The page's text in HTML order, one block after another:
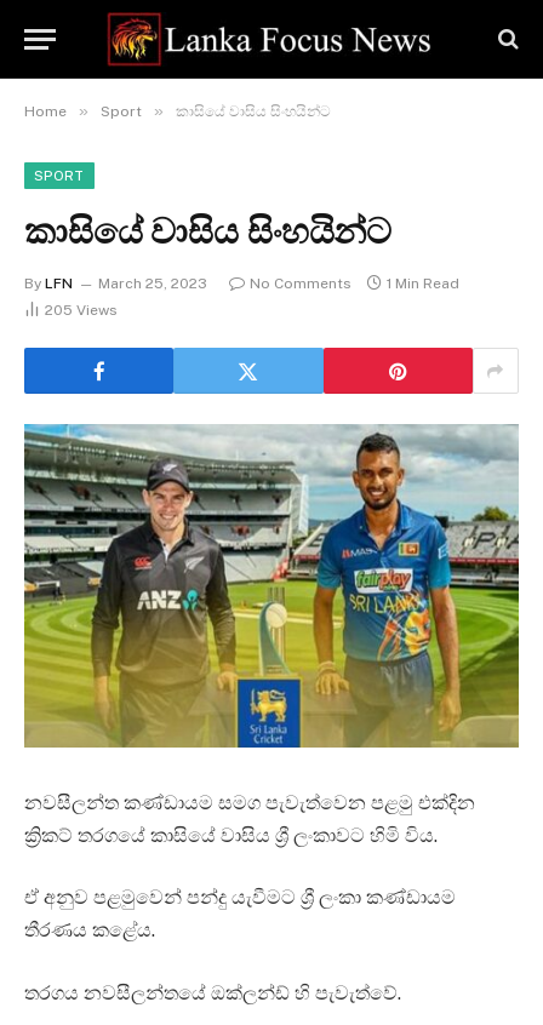
Home » Sport » කාසියේ වාසිය සිංහයින්ට
SPORT
කාසියේ වාසිය සිංහයින්ට
By LFN March 25, 2023 No Comments
1 Min Read
205 Views
නවසීලන්ත කණ්ඩායම සමග පැවැත්වෙන පළමු එක්දින
ක්‍රිකට් තරගයේ කාසියේ වාසිය ශ්‍රී ලංකාවට හිමි විය.
ඒ අනුව පළමුවෙන් පන්දු යැවීමට ශ්‍රී ලංකා කණ්ඩායම
තීරණය කළේය.
තරගය නවසීලන්තයේ ඔක්ලන්ඩ් හි පැවැත්වේ.